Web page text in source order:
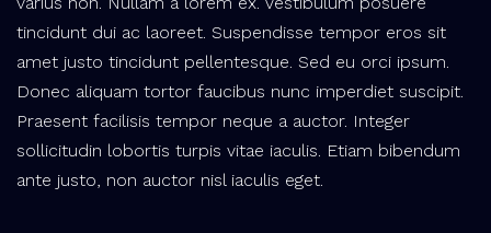
tincidunt dui ac laoreet. Suspendisse tempor eros sit
amet justo tincidunt pellentesque. Sed eu orci ipsum.
Donec aliquam tortor faucibus nunc imperdiet suscipit.
Praesent facilisis tempor neque a auctor. Integer
sollicitudin lobortis turpis vitae iaculis. Etiam bibendum
ante justo, non auctor nisl iaculis eget.